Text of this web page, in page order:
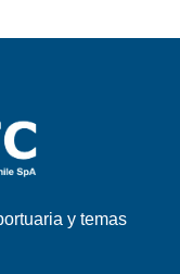
y temas